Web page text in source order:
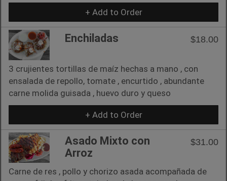
+ Add to Order
Enchiladas $18.00
3 crujientes tortillas de maíz hechas a mano , con
ensalada de repollo, tomate , encurtido , abundante
carne molida guisada , huevo duro y queso
+ Add to Order
Asado Mixto con
Arroz
$31.00
Carne de res , pollo y chorizo asada acompañada de